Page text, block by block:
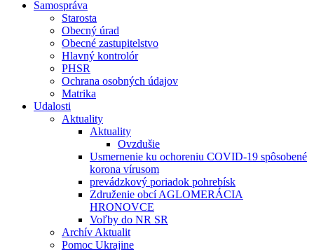
Samospráva
Starosta
Obecný úrad
Obecné zastupitelstvo
Hlavný kontrolór
PHSR
Ochrana osobných údajov
Matrika
Udalosti
Aktuality
Aktuality
Ovzdušie
Usmernenie ku ochoreniu COVID-19 spôsobené
korona vírusom
prevádzkový poriadok pohrebísk
Združenie obcí AGLOMERÁCIA
HRONOVCE
Voľby do NR SR
Archív Aktualit
Pomoc Ukrajine